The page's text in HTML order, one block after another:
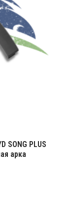
SONG PLUS
арка